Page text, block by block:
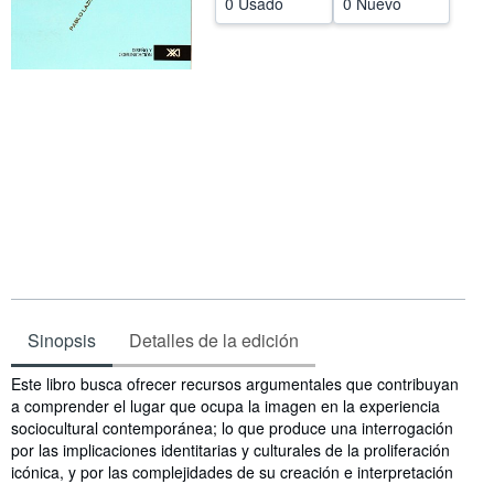
Sinopsis Detalles de la edición
Sinopsis
Este libro busca ofrecer recursos argumentales que contribuyan
a comprender el lugar que ocupa la imagen en la experiencia
sociocultural contemporánea; lo que produce una interrogación
por las implicaciones identitarias y culturales de la proliferación
icónica, y por las complejidades de su creación e interpretación